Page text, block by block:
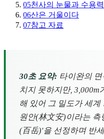
05천사의 눈물과 수용
06산은 거울이다
07참고 자료
30초 요약: 타이완의
치지 못하지만, 3,000m
해 있어 그 밀도가 세계
원안(林文安)이라는
(百岳)'을 선정하며 반